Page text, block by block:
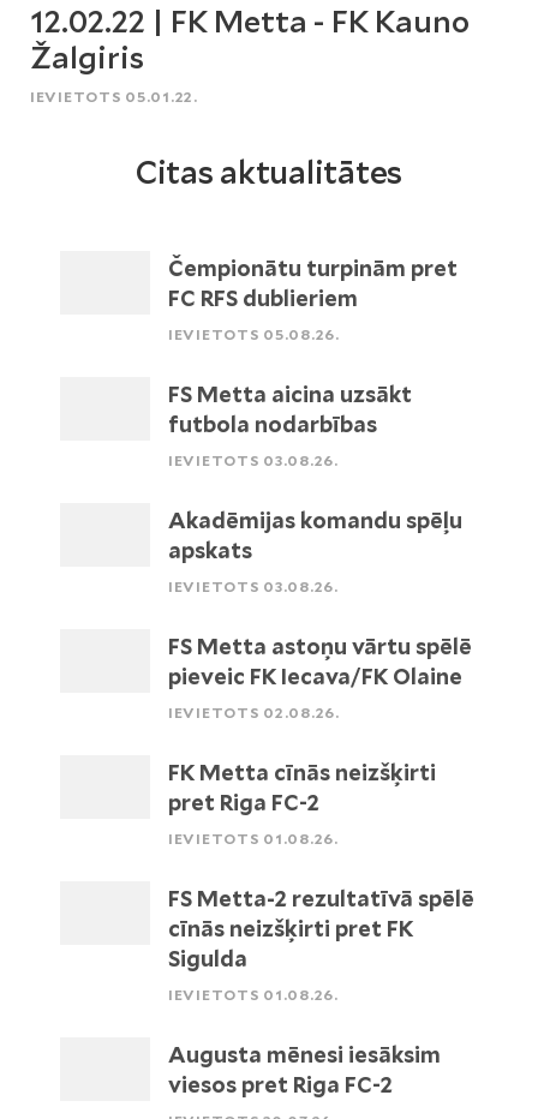
12.02.22 | FK Metta - FK Kauno
Žalgiris
IEVIETOTS 05.01.22.
Citas aktualitātes
Čempionātu turpinām pret
FC RFS dublieriem
IEVIETOTS 05.08.26.
FS Metta aicina uzsākt
futbola nodarbības
IEVIETOTS 03.08.26.
Akadēmijas komandu spēļu
apskats
IEVIETOTS 03.08.26.
FS Metta astoņu vārtu spēlē
pieveic FK Iecava/FK Olaine
IEVIETOTS 02.08.26.
FK Metta cīnās neizšķirti
pret Riga FC-2
IEVIETOTS 01.08.26.
FS Metta-2 rezultatīvā spēlē
cīnās neizšķirti pret FK
Sigulda
IEVIETOTS 01.08.26.
Augusta mēnesi iesāksim
viesos pret Riga FC-2